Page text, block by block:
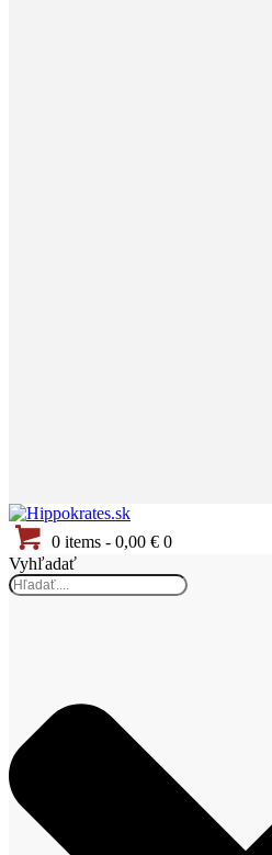
0 items - 0,00 € 0
Vyhľadať